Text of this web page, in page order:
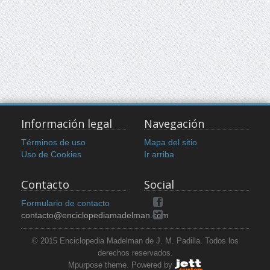
Información legal
Términos de uso
Uso de Cookies
Navegación
Mapa del sitio
Ir arriba
Contacto
Formulario de contacto
contacto@enciclopediamadelman.com
Social
© 2015 Enciclopedia Madelman de J. M. Padilla. Todos los
derechos reservados.
Mpurpose theme. Powered by